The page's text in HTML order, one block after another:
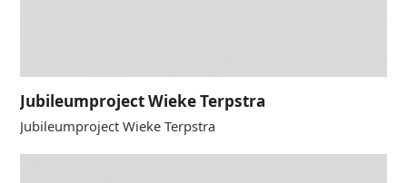
Jubileumproject Wieke Terpstra
Jubileumproject Wieke Terpstra